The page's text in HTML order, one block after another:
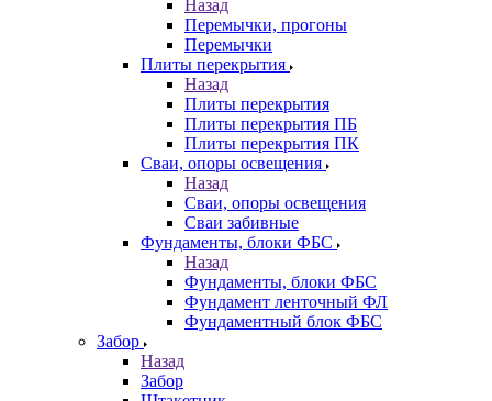
Назад
Перемычки, прогоны
Перемычки
Плиты перекрытия
Назад
Плиты перекрытия
Плиты перекрытия ПБ
Плиты перекрытия ПК
Сваи, опоры освещения
Назад
Сваи, опоры освещения
Сваи забивные
Фундаменты, блоки ФБС
Назад
Фундаменты, блоки ФБС
Фундамент ленточный ФЛ
Фундаментный блок ФБС
Забор
Назад
Забор